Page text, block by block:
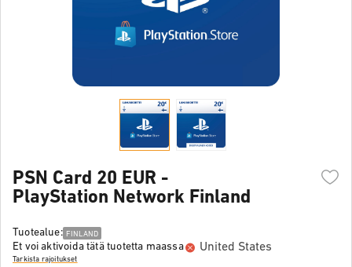
PSN Card 20 EUR -
PlayStation Network Finland
Tuotealue: FINLAND
Et voi aktivoida tätä tuotetta maassa United States
Tarkista rajoitukset